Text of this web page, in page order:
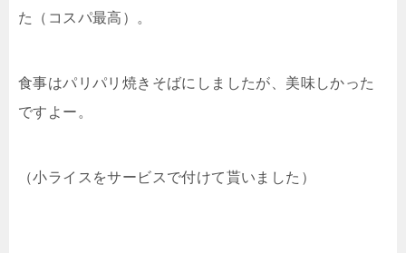
た（コスパ最高）。
食事はパリパリ焼きそばにしましたが、美味しかった
ですよー。
（小ライスをサービスで付けて貰いました）